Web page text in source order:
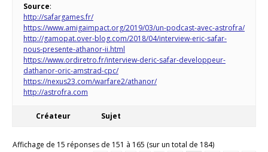
Source:
http://safargames.fr/
https://www.amigaimpact.org/2019/03/un-podcast-avec-astrofra/
http://gamopat.over-blog.com/2018/04/interview-eric-safar-
nous-presente-athanor-ii.html
https://www.ordiretro.fr/interview-deric-safar-developpeur-
dathanor-oric-amstrad-cpc/
https://nexus23.com/warfare2/athanor/
http://astrofra.com
Créateur Sujet
Affichage de 15 réponses de 151 à 165 (sur un total de 184)